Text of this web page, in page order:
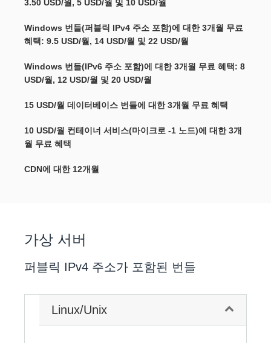
3.50 USD/월, 5 USD/월 및 10 USD/월
Windows 번들(퍼블릭 IPv4 주소 포함)에 대한 3개월 무료
혜택: 9.5 USD/월, 14 USD/월 및 22 USD/월
Windows 번들(IPv6 주소 포함)에 대한 3개월 무료 혜택: 8
USD/월, 12 USD/월 및 20 USD/월
15 USD/월 데이터베이스 번들에 대한 3개월 무료 혜택
10 USD/월 컨테이너 서비스(마이크로 -1 노드)에 대한 3개
월 무료 혜택
CDN에 대한 12개월
가상 서버
퍼블릭 IPv4 주소가 포함된 번들
Linux/Unix